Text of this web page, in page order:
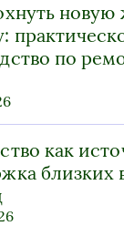
новую
по
как
близких